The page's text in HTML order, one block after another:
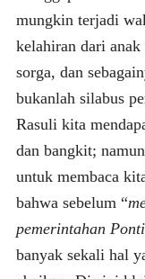
mungkin terjadi
kelahiran dari
sorga, dan
bukanlah silabus
Rasuli kita
dan bangkit;
untuk membaca
bahwa sebelum “
pemerintahan
banyak sekali hal